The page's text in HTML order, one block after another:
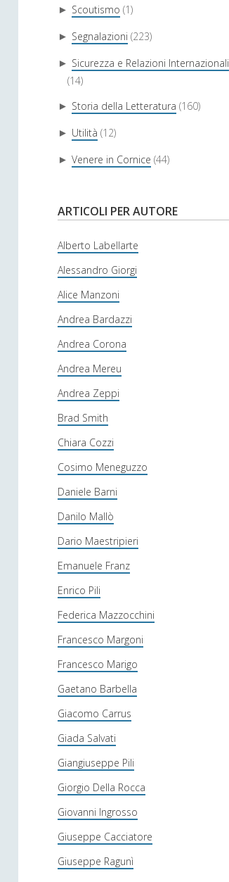
► Scoutismo (1)
► Segnalazioni (223)
► Sicurezza e Relazioni Internazionali
(14)
► Storia della Letteratura (160)
► Utilità (12)
► Venere in Cornice (44)
ARTICOLI PER AUTORE
Alberto Labellarte
Alessandro Giorgi
Alice Manzoni
Andrea Bardazzi
Andrea Corona
Andrea Mereu
Andrea Zeppi
Brad Smith
Chiara Cozzi
Cosimo Meneguzzo
Daniele Barni
Danilo Mallò
Dario Maestripieri
Emanuele Franz
Enrico Pili
Federica Mazzocchini
Francesco Margoni
Francesco Marigo
Gaetano Barbella
Giacomo Carrus
Giada Salvati
Giangiuseppe Pili
Giorgio Della Rocca
Giovanni Ingrosso
Giuseppe Cacciatore
Giuseppe Ragunì